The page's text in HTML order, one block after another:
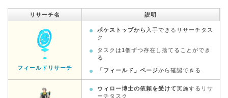
リサーチ名 説明
フィールドリサーチ
ポケストップから 入手できるリサーチタス
ク
タスクは1個ずつ存在し捨てることができ
る
「フィールド」ページから確認できる
ウィロー博士の依頼を受けて実施するリサ
ーチタスク